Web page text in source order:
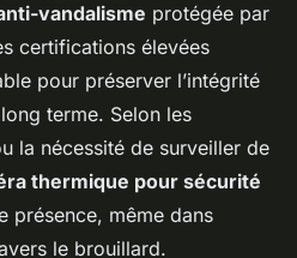
vandalisme protégée par
certifications élevées
pour préserver l’intégrité
terme. Selon les
la nécessité de surveiller de
thermique pour sécurité
présence, même dans
le brouillard.